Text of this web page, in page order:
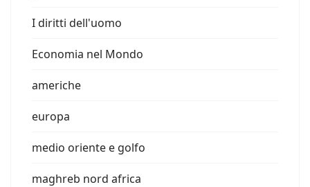
I diritti dell'uomo
Economia nel Mondo
americhe
europa
medio oriente e golfo
maghreb nord africa